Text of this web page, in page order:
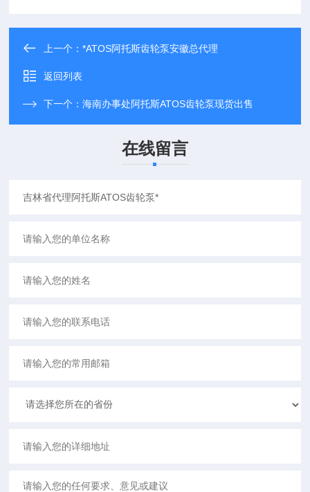
上一个：*ATOS阿托斯齿轮泵安徽总代理
返回列表
下一个：海南办事处阿托斯ATOS齿轮泵现货出售
在线留言